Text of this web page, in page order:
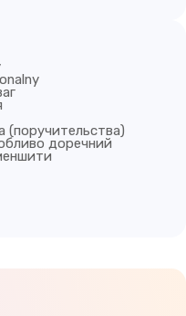
(поручительства)
доречний